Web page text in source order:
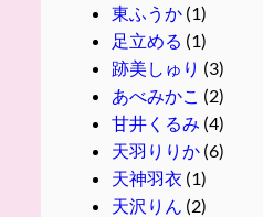
東ふうか(1)
足立める (1)
跡美しゅり (3)
あべみかこ (2)
甘井くるみ (4)
天羽りりか(6)
天神羽衣 (1)
天沢りん (2)